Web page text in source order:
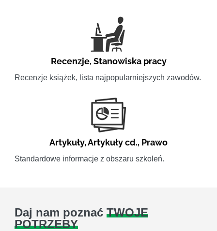
Recenzje,Stanowiska pracy
Recenzje książek, lista najpopularniejszych zawodów.
Artykuły,Artykuły cd., Prawo
Standardowe informacje z obszaru szkoleń.
Daj nam poznać TWOJE
POTRZEBY